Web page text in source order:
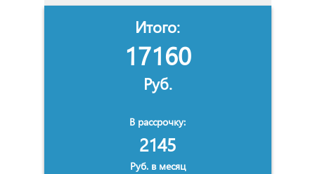
Итого:
17160
Руб.
В рассрочку:
2145
Руб. в месяц